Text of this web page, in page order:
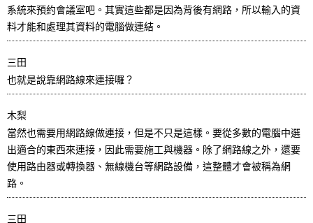
系統來預約會議室吧。其實這些都是因為背後有網路，所以輸入的資
料才能和處理其資料的電腦做連結。
三田
也就是說靠網路線來連接囉？
木梨
當然也需要用網路線做連接，但是不只是這樣。要從多數的電腦中選
出適合的東西來連接，因此需要施工與機器。除了網路線之外，還要
使用路由器或轉換器、無線機台等網路設備，這整體才會被稱為網
路。
三田